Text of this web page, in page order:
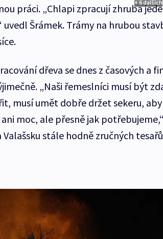
+ 6 dalších
práci. „Chlapi zpracují zhruba
uvedl Šrámek. Trámy na hrubou
dřeva se dnes z časových a
„Naši řemeslníci musí být
musí umět dobře držet sekeru,
moc, ale přesně jak
stále hodně zručných